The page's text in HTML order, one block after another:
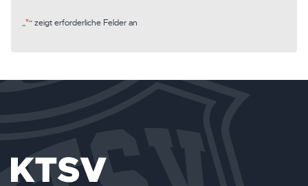
„*“ zeigt erforderliche Felder an